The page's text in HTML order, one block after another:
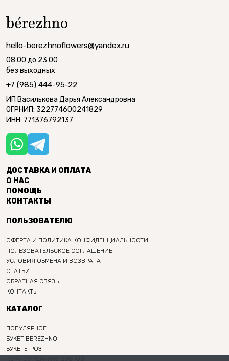
hello-berezhnoflowers@yandex.ru
08:00 до 23:00
без выходных
+7 (985) 444-95-22
ИП Василькова Дарья Александровна
ОГРНИП: 322774600241829
ИНН: 771376792137
ДОСТАВКА И ОПЛАТА
О НАС
ПОМОЩЬ
КОНТАКТЫ
ПОЛЬЗОВАТЕЛЮ
ОФЕРТА И ПОЛИТИКА КОНФИДЕНЦИАЛЬНОСТИ
ПОЛЬЗОВАТЕЛЬСКОЕ СОГЛАШЕНИЕ
УСЛОВИЯ ОБМЕНА И ВОЗВРАТА
СТАТЬИ
ОБРАТНАЯ СВЯЗЬ
КОНТАКТЫ
КАТАЛОГ
ПОПУЛЯРНОЕ
БУКЕТ BEREZHNO
БУКЕТЫ РОЗ